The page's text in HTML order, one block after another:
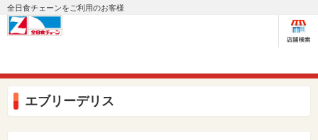
全日食チェーンをご利用のお客様
エブリーデリス